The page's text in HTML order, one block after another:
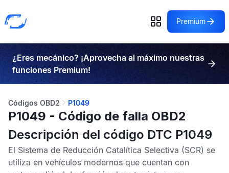
Premium
¿Eres mecánico? ¡Aprovecha al máximo nuestras
funciones Premium!
Códigos OBD2 P1049
P1049 - Código de falla OBD2
Descripción del código DTC P1049
El Sistema de Reducción Catalítica Selectiva (SCR) se
utiliza en vehículos modernos que cuentan con